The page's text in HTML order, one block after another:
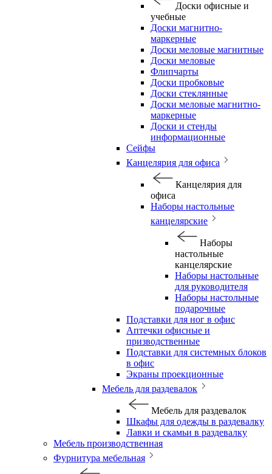
Доски офисные и
учебные
Доски магнитно-
маркерные
Доски меловые магнитные
Доски меловые
Флипчарты
Доски пробковые
Доски стеклянные
Доски меловые магнитно-
маркерные
Доски и стенды
информационные
Сейфы
Канцелярия для офиса
Канцелярия для
офиса
Наборы настольные
канцелярские
Наборы
настольные
канцелярские
Наборы настольные
для руководителя
Наборы настольные
подарочные
Подставки для ног в офис
Аптечки офисные и
призводственные
Подставки для системных блоков
в офис
Экраны проекционные
Мебель для раздевалок
Мебель для раздевалок
Шкафы для одежды в раздевалку
Лавки и скамьи в раздевалку
Мебель производственная
Фурнитура мебельная